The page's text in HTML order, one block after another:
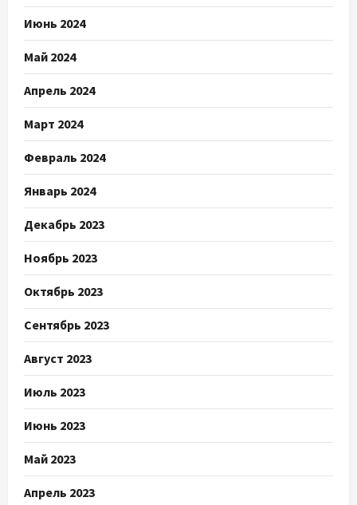
Июнь 2024
Май 2024
Апрель 2024
Март 2024
Февраль 2024
Январь 2024
Декабрь 2023
Ноябрь 2023
Октябрь 2023
Сентябрь 2023
Август 2023
Июль 2023
Июнь 2023
Май 2023
Апрель 2023